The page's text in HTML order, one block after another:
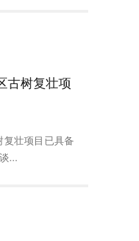
古树复壮项
壮项目已具备
...